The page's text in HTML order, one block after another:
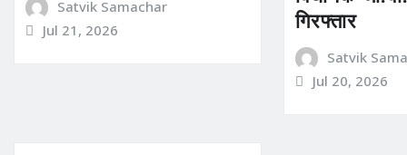
Satvik Samachar
Jul 21, 2026
गिरफ्तार
Satvik
Jul 20, 2026